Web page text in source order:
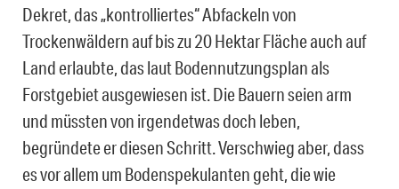
Dekret, das „kontrolliertes“ Abfackeln von
Trockenwäldern auf bis zu 20 Hektar Fläche auch auf
Land erlaubte, das laut Bodennutzungsplan als
Forstgebiet ausgewiesen ist. Die Bauern seien arm
und müssten von irgendetwas doch leben,
begründete er diesen Schritt. Verschwieg aber, dass
es vor allem um Bodenspekulanten geht, die wie